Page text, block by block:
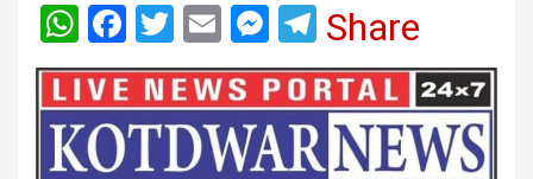
W
h
at
s
F
a
ce
b
T
wi
tt
er
E
m
ail
M
es
se
n
T
el
e
gr
Share